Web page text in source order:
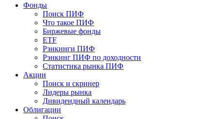
Фонды
Поиск ПИФ
Что такое ПИФ
Биржевые фонды
ETF
Рэнкинги ПИФ
Рэнкинг ПИФ по доходности
Статистика рынка ПИФ
Акции
Поиск и скринер
Лидеры рынка
Дивидендный календарь
Облигации